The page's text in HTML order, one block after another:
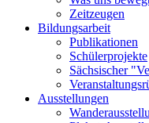
Zeitzeugen
Bildungsarbeit
Publikationen
Schülerprojekte
Sächsischer
Ausstellungen